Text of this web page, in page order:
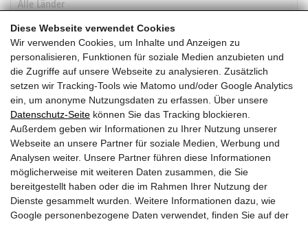
Diese Webseite verwendet Cookies
Wir verwenden Cookies, um Inhalte und Anzeigen zu
personalisieren, Funktionen für soziale Medien anzubieten und
die Zugriffe auf unsere Webseite zu analysieren. Zusätzlich
setzen wir Tracking-Tools wie Matomo und/oder Google Analytics
ein, um anonyme Nutzungsdaten zu erfassen. Über unsere
Datenschutz-Seite können Sie das Tracking blockieren.
Außerdem geben wir Informationen zu Ihrer Nutzung unserer
Webseite an unsere Partner für soziale Medien, Werbung und
Analysen weiter. Unsere Partner führen diese Informationen
möglicherweise mit weiteren Daten zusammen, die Sie
bereitgestellt haben oder die im Rahmen Ihrer Nutzung der
Dienste gesammelt wurden. Weitere Informationen dazu, wie
Google personenbezogene Daten verwendet, finden Sie auf der
SUCHEN
August
HEUTE
2028
August 2028
Es wurden leider keine Veranstaltungen gefunden ....